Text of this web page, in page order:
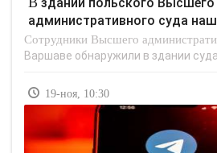
административного суда
Сотрудники Высшего
Варшаве обнаружили в здании
19-ноя, 10:30